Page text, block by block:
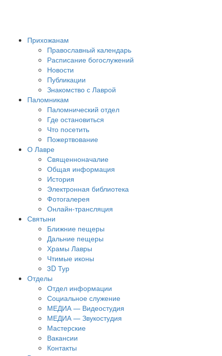
Прихожанам
Православный календарь
Расписание богослужений
Новости
Публикации
Знакомство с Лаврой
Паломникам
Паломнический отдел
Где остановиться
Что посетить
Пожертвование
О Лавре
Священноначалие
Общая информация
История
Электронная библиотека
Фотогалерея
Онлайн-трансляция
Святыни
Ближние пещеры
Дальние пещеры
Храмы Лавры
Чтимые иконы
3D Тур
Отделы
Отдел информации
Социальное служение
МЕДИА — Видеостудия
МЕДИА — Звукостудия
Мастерские
Вакансии
Контакты